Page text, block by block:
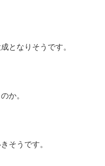
となりそうです。
か。
そうです。